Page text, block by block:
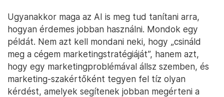
Ugyanakkor maga az AI is meg tud tanítani arra,
hogyan érdemes jobban használni. Mondok egy
példát. Nem azt kell mondani neki, hogy „csináld
meg a cégem marketingstratégiáját”, hanem azt,
hogy egy marketingproblémával állsz szemben, és
marketing-szakértőként tegyen fel tíz olyan
kérdést, amelyek segítenek jobban megérteni a